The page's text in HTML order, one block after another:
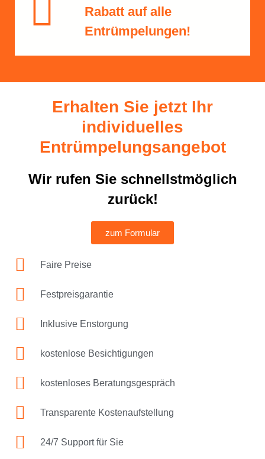
Rabatt​ auf alle
Entrümpelungen!
Erhalten Sie jetzt Ihr
individuelles
Entrümpelungsangebot
Wir rufen Sie schnellstmöglich
zurück!
zum Formular
Faire Preise
Festpreisgarantie
Inklusive Enstorgung
kostenlose Besichtigungen
kostenloses Beratungsgespräch
Transparente Kostenaufstellung
24/7 Support für Sie